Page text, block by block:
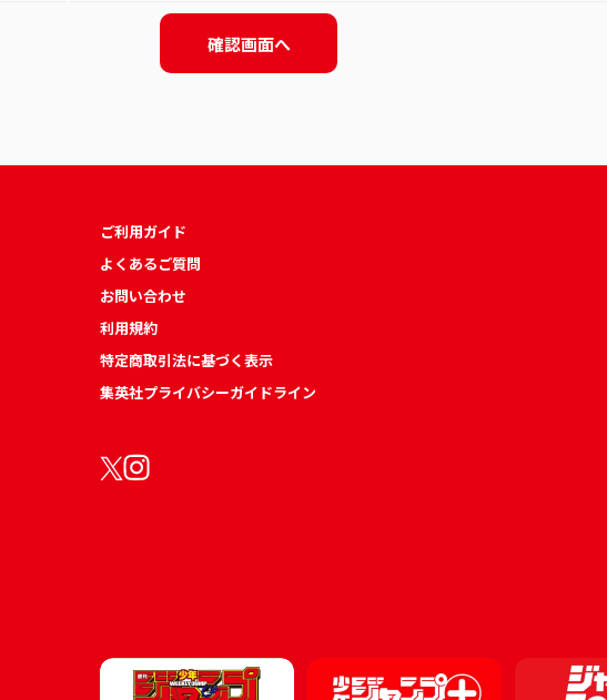
ご利用ガイド
よくあるご質問
お問い合わせ
利用規約
特定商取引法に基づく表示
集英社プライバシーガイドライン